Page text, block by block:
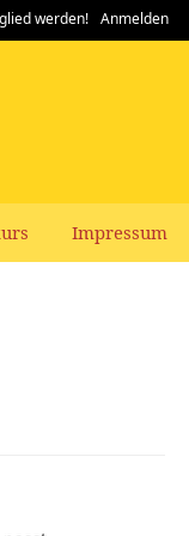
werden! Anmelden
Impressum